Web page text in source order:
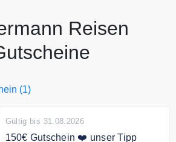
Reisen
(1)
Gültig bis 31.08.2026
150€ Gutschein ❤️ unser Tipp